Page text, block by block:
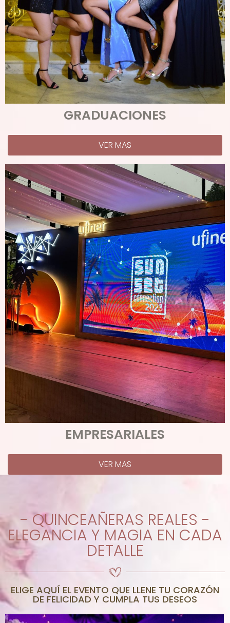
GRADUACIONES
VER MAS
EMPRESARIALES
VER MAS
- QUINCEAÑERAS REALES -
ELEGANCIA Y MAGIA EN CADA
DETALLE
ELIGE AQUÍ EL EVENTO QUE LLENE TU CORAZÓN
DE FELICIDAD Y CUMPLA TUS DESEOS